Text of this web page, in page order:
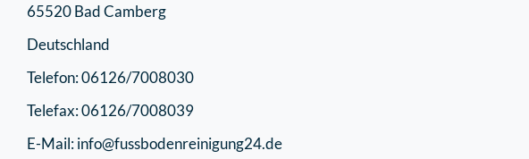
65520 Bad Camberg
Deutschland
Telefon: 06126/7008030
Telefax: 06126/7008039
E-Mail: info@fussbodenreinigung24.de